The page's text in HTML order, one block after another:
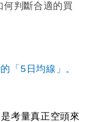
何判斷合適的買
「 5 日均線」。
考量真正空頭來